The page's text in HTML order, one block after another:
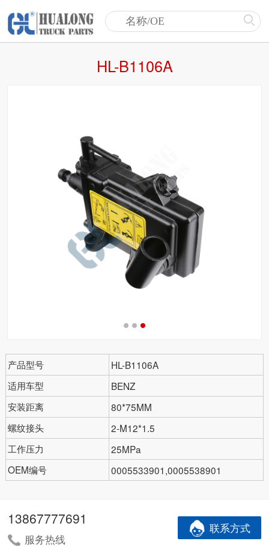
HL-B1106A
产品型号
HL-B1106A
适用车型
BENZ
安装距离
80*75MM
螺纹接头
2-M12*1.5
工作压力
25MPa
OEM编号
0005533901,0005538901
联系方式
13867777691
服务热线